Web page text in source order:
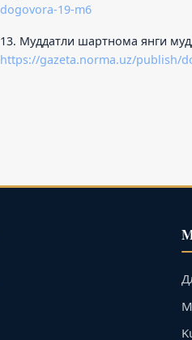
dogovora-19-m6
13. Муддатли шартнома янги
https://gazeta.norma.uz/publish/